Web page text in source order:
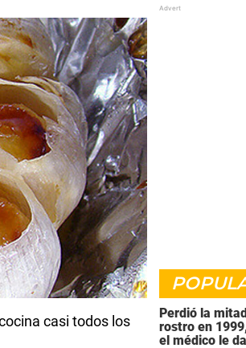
casi todos los
Perdió la
rostro en
el médico le